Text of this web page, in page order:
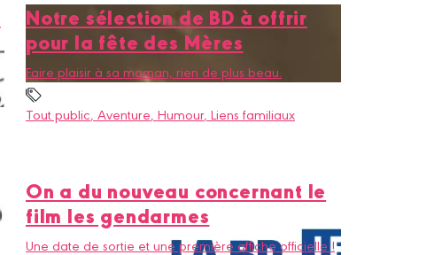
Notre sélection de BD à offrir
pour la fête des Mères
Faire plaisir à sa maman, rien de plus beau.
Tout public, Aventure, Humour, Liens familiaux
On a du nouveau concernant le
film les gendarmes
Une date de sortie et une première affiche officielle !